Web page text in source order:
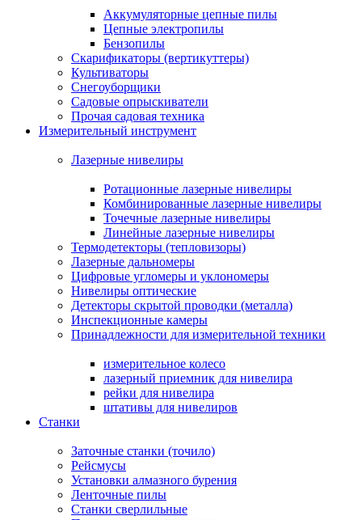
Аккумуляторные цепные пилы
Цепные электропилы
Бензопилы
Скарификаторы (вертикуттеры)
Культиваторы
Снегоуборщики
Садовые опрыскиватели
Прочая садовая техника
Измерительный инструмент
Лазерные нивелиры
Ротационные лазерные нивелиры
Комбинированные лазерные нивелиры
Точечные лазерные нивелиры
Линейные лазерные нивелиры
Термодетекторы (тепловизоры)
Лазерные дальномеры
Цифровые угломеры и уклономеры
Нивелиры оптические
Детекторы скрытой проводки (металла)
Инспекционные камеры
Принадлежности для измерительной техники
измерительное колесо
лазерный приемник для нивелира
рейки для нивелира
штативы для нивелиров
Станки
Заточные станки (точило)
Рейсмусы
Установки алмазного бурения
Ленточные пилы
Станки сверлильные